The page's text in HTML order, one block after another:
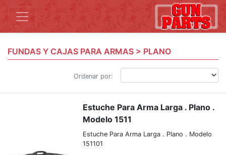
FUNDAS Y CAJAS PARA ARMAS > PLANO
Ordenar por:
Estuche Para Arma Larga . Plano .
Modelo 1511
Estuche Para Arma Larga . Plano . Modelo
151101